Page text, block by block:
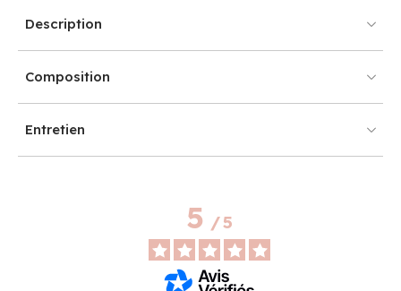
Description
Composition
Entretien
5/5